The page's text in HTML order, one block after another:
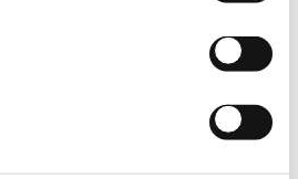
elinkeinoalojen
työtilojen kehittämiseen
aitoon pohtimiseen.